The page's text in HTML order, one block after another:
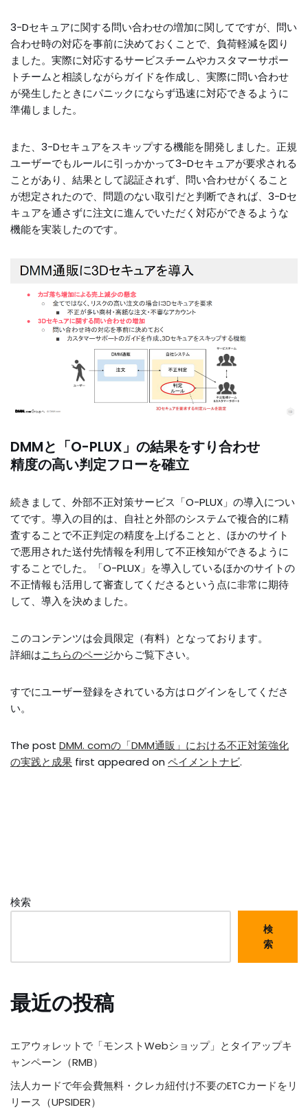
3-Dセキュアに関する問い合わせの増加に関してですが、問い
合わせ時の対応を事前に決めておくことで、負荷軽減を図り
ました。実際に対応するサービスチームやカスタマーサポー
トチームと相談しながらガイドを作成し、実際に問い合わせ
が発生したときにパニックにならず迅速に対応できるように
準備しました。
また、3-Dセキュアをスキップする機能を開発しました。正規
ユーザーでもルールに引っかかって3-Dセキュアが要求される
ことがあり、結果として認証されず、問い合わせがくること
が想定されたので、問題のない取引だと判断できれば、3-Dセ
キュアを通さずに注文に進んでいただく対応ができるような
機能を実装したのです。
DMMと「O-PLUX」の結果をすり合わせ
精度の高い判定フローを確立
続きまして、外部不正対策サービス「O-PLUX」の導入につい
てです。導入の目的は、自社と外部のシステムで複合的に精
査することで不正判定の精度を上げることと、ほかのサイト
で悪用された送付先情報を利用して不正検知ができるように
することでした。「O-PLUX」を導入しているほかのサイトの
不正情報も活用して審査してくださるという点に非常に期待
して、導入を決めました。
このコンテンツは会員限定（有料）となっております。
詳細はこちらのページからご覧下さい。
すでにユーザー登録をされている方はログインをしてくださ
い。
The post DMM. comの「DMM通販」における不正対策強化
の実践と成果 first appeared on ペイメントナビ.
検索
検
索
最近の投稿
エアウォレットで「モンストWebショップ」とタイアップキ
ャンペーン（RMB）
法人カードで年会費無料・クレカ紐付け不要のETCカードをリ
リース（UPSIDER）